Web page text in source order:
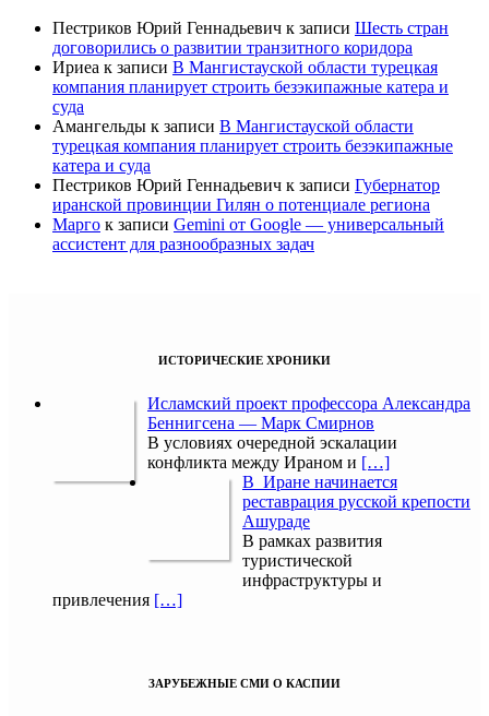
Пестриков Юрий Геннадьевич к записи Шесть стран
договорились о развитии транзитного коридора
Ириеа к записи В Мангистауской области турецкая
компания планирует строить безэкипажные катера и
суда
Амангельды к записи В Мангистауской области
турецкая компания планирует строить безэкипажные
катера и суда
Пестриков Юрий Геннадьевич к записи Губернатор
иранской провинции Гилян о потенциале региона
Марго к записи Gemini от Google — универсальный
ассистент для разнообразных задач
ИСТОРИЧЕСКИЕ ХРОНИКИ
Исламский проект профессора Александра
Беннигсена — Марк Смирнов
В условиях очередной эскалации
конфликта между Ираном и […]
В Иране начинается
реставрация русской крепости
Ашураде
В рамках развития
туристической
инфраструктуры и
привлечения […]
ЗАРУБЕЖНЫЕ СМИ О КАСПИИ